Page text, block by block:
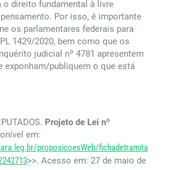
o direito fundamental à livre
Por isso, é importante
os parlamentares federais para
1429/2020, bem como que os
judicial nº 4781 apresentem
exponham/publiquem o que está
Projeto de Lei nº
em:
proposicoesWeb/fichadetramita
>>. Acesso em: 27 de maio de